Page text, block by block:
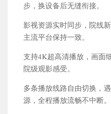
工具应用 教育学习
小说漫画 手机购物 导航出
步，换设备后无缝衔接。
影视资源实时同步，院线
主流平台保持一致。
支持4K超高清播放，画面
院级观影感受。
多条播放线路自由切换，
源，全程播放流畅不中断。